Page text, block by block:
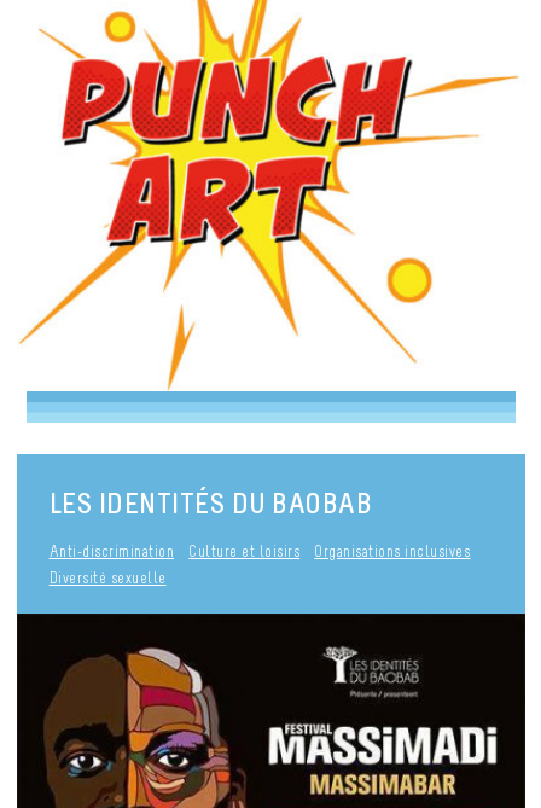
LES IDENTITÉS DU BAOBAB
Anti-discrimination Culture et loisirs
Organisations inclusives
Diversité sexuelle